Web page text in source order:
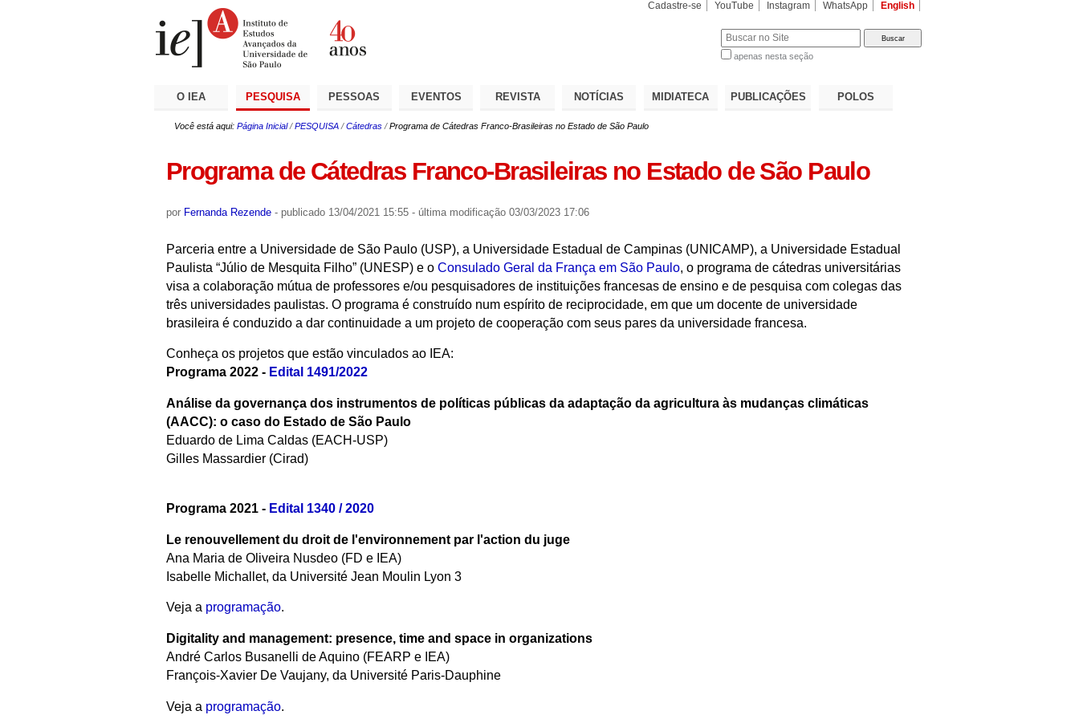
Cadastre-se YouTube Instagram WhatsApp English
apenas nesta seção
O IEA PESQUISA PESSOAS EVENTOS REVISTA NOTÍCIAS MIDIATECA PUBLICAÇÕES POLOS
Você está aqui: Página Inicial /PESQUISA /Cátedras /Programa de Cátedras Franco-Brasileiras no Estado de São Paulo
Programa de Cátedras Franco-Brasileiras no Estado de São Paulo
por Fernanda Rezende - publicado13/04/2021 15:55 - última modificação03/03/2023 17:06
Parceria entre a Universidade de São Paulo (USP), a Universidade Estadual de Campinas (UNICAMP), a Universidade Estadual
Paulista “Júlio de Mesquita Filho” (UNESP) e o Consulado Geral da França em São Paulo, o programa de cátedras universitárias
visa a colaboração mútua de professores e/ou pesquisadores de instituições francesas de ensino e de pesquisa com colegas das
três universidades paulistas. O programa é construído num espírito de reciprocidade, em que um docente de universidade
brasileira é conduzido a dar continuidade a um projeto de cooperação com seus pares da universidade francesa.
Conheça os projetos que estão vinculados ao IEA:
Programa 2022 - Edital 1491/2022
Análise da governança dos instrumentos de políticas públicas da adaptação da agricultura às mudanças climáticas
(AACC): o caso do Estado de São Paulo
Eduardo de Lima Caldas (EACH-USP)
Gilles Massardier (Cirad)
Programa 2021 - Edital 1340 / 2020
Le renouvellement du droit de l'environnement par l'action du juge
Ana Maria de Oliveira Nusdeo (FD e IEA)
Isabelle Michallet, da Université Jean Moulin Lyon 3
Veja a programação.
Digitality and management: presence, time and space in organizations
André Carlos Busanelli de Aquino (FEARP e IEA)
François-Xavier De Vaujany, da Université Paris-Dauphine
Veja a programação.